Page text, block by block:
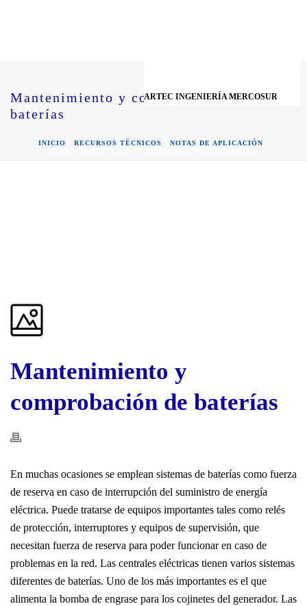
ARTEC INGENIERÍA MERCOSUR
Mantenimiento y comprobación de
baterías
INICIO RECURSOS TÉCNICOS NOTAS DE APLICACIÓN
Mantenimiento y
comprobación de baterías
En muchas ocasiones se emplean sistemas de baterías como fuerza
de reserva en caso de interrupción del suministro de energía
eléctrica. Puede tratarse de equipos importantes tales como relés
de protección, interruptores y equipos de supervisión, que
necesitan fuerza de reserva para poder funcionar en caso de
problemas en la red. Las centrales eléctricas tienen varios sistemas
diferentes de baterías. Uno de los más importantes es el que
alimenta la bomba de engrase para los cojinetes del generador. Las